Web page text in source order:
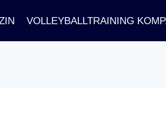
VOLLEYBALLTRAINING